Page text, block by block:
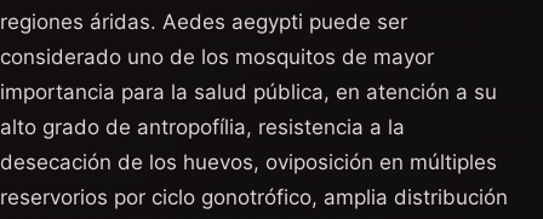
regiones áridas. Aedes aegypti puede ser
considerado uno de los mosquitos de mayor
importancia para la salud pública, en atención a su
alto grado de antropofília, resistencia a la
desecación de los huevos, oviposición en múltiples
reservorios por ciclo gonotrófico, amplia distribución